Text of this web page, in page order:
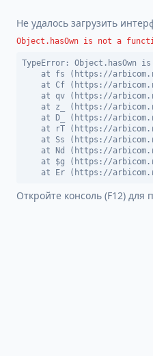
Не удалось загрузить
Object.hasOwn is not a
TypeError: Object.hasOwn
at fs (https://
at Cf (https://
at qv (https://
at z_ (https://
at D_ (https://
at rT (https://
at Ss (https://
at Nd (https://
at $g (https://
at Er (https://
Откройте консоль (F12) для